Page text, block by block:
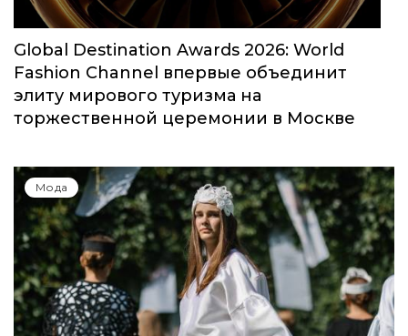
Global Destination Awards 2026: World
Fashion Channel впервые объединит
элиту мирового туризма на
торжественной церемонии в Москве
Мода